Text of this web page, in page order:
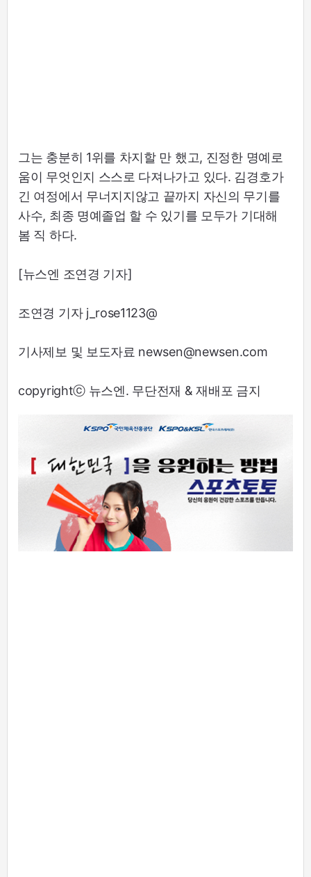
그는 충분히 1위를 차지할 만 했고, 진정한 명예로
움이 무엇인지 스스로 다져나가고 있다. 김경호가
긴 여정에서 무너지지않고 끝까지 자신의 무기를
사수, 최종 명예졸업 할 수 있기를 모두가 기대해
봄 직 하다.
[뉴스엔 조연경 기자]
조연경 기자 j_rose1123@
기사제보 및 보도자료 newsen@newsen.com
copyrightⓒ 뉴스엔. 무단전재 & 재배포 금지